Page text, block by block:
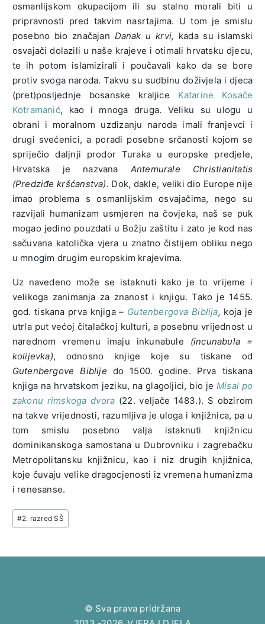
osmanlijskom okupacijom ili su stalno morali biti u
pripravnosti pred takvim nasrtajima. U tom je smislu
posebno bio značajan Danak u krvi, kada su islamski
osvajači dolazili u naše krajeve i otimali hrvatsku djecu,
te ih potom islamizirali i poučavali kako da se bore
protiv svoga naroda. Takvu su sudbinu doživjela i djeca
(pret)posljednje bosanske kraljice Katarine Kosače
Kotramanić, kao i mnoga druga. Veliku su ulogu u
obrani i moralnom uzdizanju naroda imali franjevci i
drugi svećenici, a poradi posebne srčanosti kojom se
spriječio daljnji prodor Turaka u europske predjele,
Hrvatska je nazvana Antemurale Christianitatis
(Predziđe kršćanstva). Dok, dakle, veliki dio Europe nije
imao problema s osmanlijskim osvajačima, nego su
razvijali humanizam usmjeren na čovjeka, naš se puk
mogao jedino pouzdati u Božju zaštitu i zato je kod nas
sačuvana katolička vjera u znatno čistijem obliku nego
u mnogim drugim europskim krajevima.
Uz navedeno može se istaknuti kako je to vrijeme i
velikoga zanimanja za znanost i knjigu. Tako je 1455.
god. tiskana prva knjiga – Gutenbergova Biblija, koja je
utrla put većoj čitalačkoj kulturi, a posebnu vrijednost u
narednom vremenu imaju inkunabule (incunabula =
kolijevka), odnosno knjige koje su tiskane od
Gutenbergove Biblije do 1500. godine. Prva tiskana
knjiga na hrvatskom jeziku, na glagoljici, bio je Misal po
zakonu rimskoga dvora (22. veljače 1483.). S obzirom
na takve vrijednosti, razumljiva je uloga i knjižnica, pa u
tom smislu posebno valja istaknuti knjižnicu
dominikanskoga samostana u Dubrovniku i zagrebačku
Metropolitansku knjižnicu, kao i niz drugih knjižnica,
koje čuvaju velike dragocjenosti iz vremena humanizma
i renesanse.
Post
Tags:
#2. razred SŠ
© Sva prava pridržana